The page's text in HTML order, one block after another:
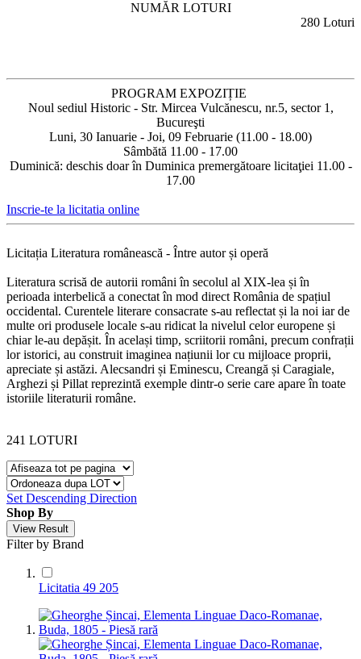
NUMĂR LOTURI
280 Loturi
PROGRAM EXPOZIȚIE
Noul sediul Historic - Str. Mircea Vulcănescu, nr.5, sector 1,
Bucureşti
Luni, 30 Ianuarie - Joi, 09 Februarie (11.00 - 18.00)
Sâmbătă 11.00 - 17.00
Duminică: deschis doar în Duminica premergătoare licitaţiei 11.00 -
17.00
Inscrie-te la licitatia online
Licitația Literatura românească - Între autor și operă
Literatura scrisă de autorii români în secolul al XIX-lea și în
perioada interbelică a conectat în mod direct România de spațiul
occidental. Curentele literare consacrate s-au reflectat și la noi iar de
multe ori produsele locale s-au ridicat la nivelul celor europene și
chiar le-au depășit. În același timp, scriitorii români, precum confrații
lor istorici, au construit imaginea națiunii lor cu mijloace proprii,
apreciate și astăzi. Alecsandri și Eminescu, Creangă și Caragiale,
Arghezi și Pillat reprezintă exemple dintr-o serie care apare în toate
istoriile literaturii române.
241 LOTURI
Set Descending Direction
Shop By
View Result
Filter by Brand
Licitatia 49 205